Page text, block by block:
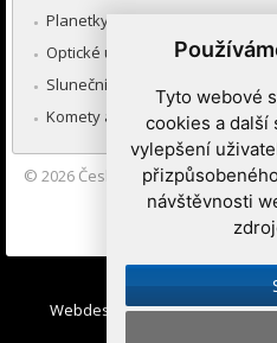
Tyto webové
cookies a další
vylepšení
návštěvnosti
Planetky
Optické úkazy v atmosféře
Sluneční soustava
Komety a meteory
© 2026 Česká astronomická
Brno spolupracuje
Webdesign:Medio